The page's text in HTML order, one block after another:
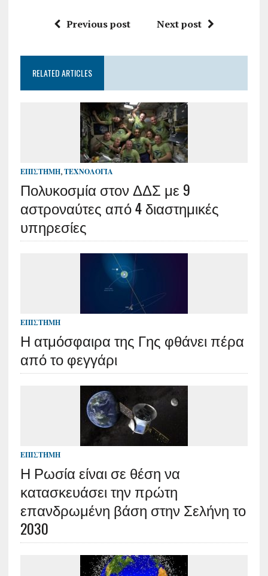
Previous post Next post
RELATED ARTICLES
ΕΠΙΣΤΉΜΗ, ΤΕΧΝΟΛΟΓΊΑ
Πολυκοσμία στον ΔΔΣ με 9
αστροναύτες από 4 διαστημικές
υπηρεσίες
ΕΠΙΣΤΉΜΗ
Η ατμόσφαιρα της Γης φθάνει πέρα
από το φεγγάρι
ΕΠΙΣΤΉΜΗ
Η Ρωσία είναι σε θέση να
κατασκευάσει την πρώτη
επανδρωμένη βάση στην Σελήνη το
2030